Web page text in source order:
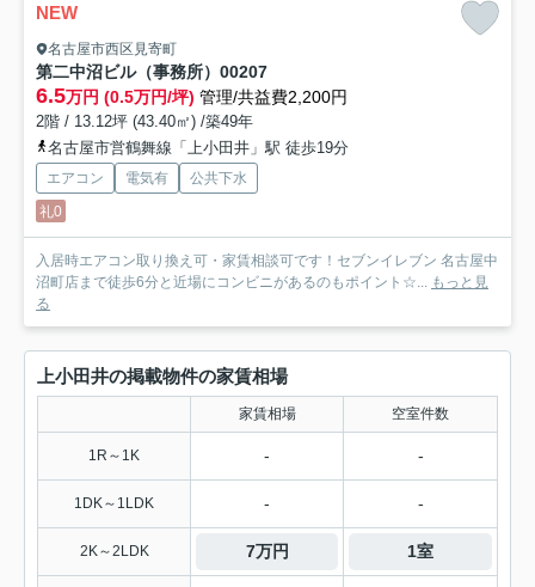
NEW
名古屋市西区見寄町
第二中沼ビル（事務所） 00207
6.5万円 (0.5万円/坪) 管理/共益費2,200円
2階 / 13.12坪 (43.40㎡) /築49年
名古屋市営鶴舞線「上小田井」駅 徒歩19分
エアコン 電気有
公共下水
礼0
入居時エアコン取り換え可・家賃相談可です！セブンイレブン 名古屋中
沼町店まで徒歩6分と近場にコンビニがあるのもポイント☆... もっと見
る
上小田井の掲載物件の家賃相場
家賃相場 空室件数
1R～1K - -
1DK～1LDK - -
2K～2LDK 7万円 1室